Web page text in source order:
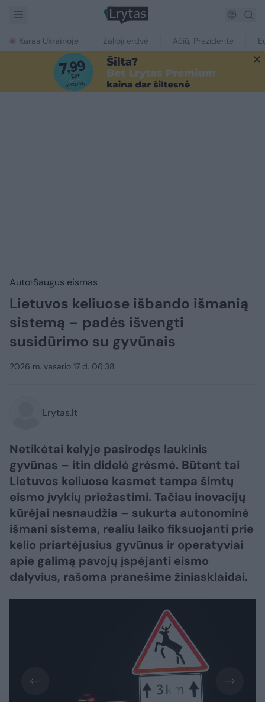
Karas Ukrainoje Žalioji erdvė Ačiū, Prezidente
Auto Saugus eismas
Lietuvos keliuose išbando išmanią
sistemą – padės išvengti
susidūrimo su gyvūnais
2026 m. vasario 17 d. 06:38
Lrytas.lt
Netikėtai kelyje pasirodęs laukinis
gyvūnas – itin didelė grėsmė. Būtent tai
Lietuvos keliuose kasmet tampa šimtų
eismo įvykių priežastimi. Tačiau inovacijų
kūrėjai nesnaudžia – sukurta autonominė
išmani sistema, realiu laiko fiksuojanti prie
kelio priartėjusius gyvūnus ir operatyviai
apie galimą pavojų įspėjanti eismo
dalyvius, rašoma pranešime žiniasklaidai.